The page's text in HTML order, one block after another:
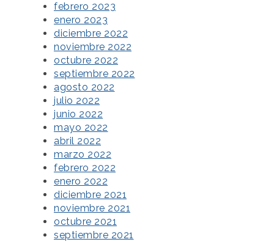
febrero 2023
enero 2023
diciembre 2022
noviembre 2022
octubre 2022
septiembre 2022
agosto 2022
julio 2022
junio 2022
mayo 2022
abril 2022
marzo 2022
febrero 2022
enero 2022
diciembre 2021
noviembre 2021
octubre 2021
septiembre 2021